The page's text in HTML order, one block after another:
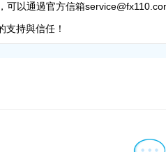
可以通過官方信箱
支持與信任！